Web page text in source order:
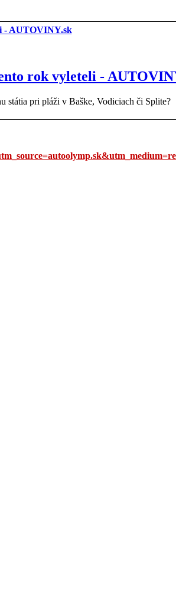
rok vyleteli -
státia pri pláži v Baške, Vodiciach či Splite?